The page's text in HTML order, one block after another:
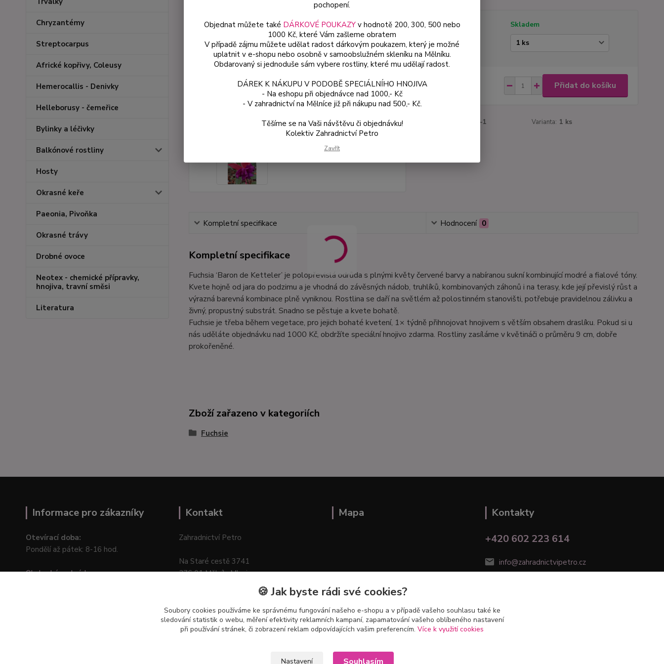
Chryzantémy
Streptocarpus
Africké kopřivy, Coleusy
Hemerocallis - Denivky
Helleborusy - čemeřice
Bylinky a léčivky
Balkónové rostliny
Hosty
Okrasné keře
Paeonia, Pivoňka
Okrasné trávy
Drobné ovoce
Neotex - chemické přípravky,
hnojiva, travní směsi
Literatura
Dostupnost
Skladem
Varianta
Přidat do košíku
999-1 Varianta: 1 ks
Kompletní specifikace Hodnocení 0
Kompletní specifikace
Fuchsia ‘Baron de Ketteler’ je polopřevislá odrůda s plnými květy červené barvy a nabíranou sukní kombinující modré a fialové tóny.
Kvete hojně od jara do podzimu a je vhodná do závěsných nádob, truhlíků, kombinovaných záhonů i na terasy, kde její převislý růst a
výrazná barevná kombinace plně vyniknou. Rostlina se daří na světlém až polostinném stanovišti, potřebuje pravidelnou zálivku a
živný, propustný substrát. Snadno se pěstuje a kvete bohatě.
Fuchsie je třeba během vegetace, pro jejich bohaté kvetení, 1× týdně přihnojovat hnojivem s větším obsahem draslíku. Pokud si u
nás uděláte objednávku nad 1000 Kč, obdržíte speciální hnojivo zdarma. Rostliny zasíláme v květináči o průměru 9 cm, dobře
prokořeněné.
Zboží zařazeno v kategoriích
Fuchsie
Informace pro zákazníky
Otevírací doba:
Pondělí až pátek: 8-16 hod.
Obchodní podmínky
Kontakt
Zahradnictví Petro
Na Staré cestě 3741
276 01 Mělník–Mlazice
Mapa
Kontakty
+420 602 223 614
info@zahradnictvipetro.cz
pochopení.
Objednat můžete také DÁRKOVÉ POUKAZYv hodnotě 200, 300, 500 nebo
1000 Kč, které Vám zašleme obratem
V případě zájmu můžete udělat radost dárkovým poukazem, který je možné
uplatnit v e-shopu nebo osobně v samoobslužném skleníku na Mělníku.
Obdarovaný si jednoduše sám vybere rostliny, které mu udělají radost.
DÁREK K NÁKUPU V PODOBĚ SPECIÁLNÍHO HNOJIVA
- Na eshopu při objednávce nad 1000,- Kč
- V zahradnictví na Mělníce již při nákupu nad 500,- Kč.
Těšíme se na Vaši návštěvu či objednávku!
Kolektiv Zahradnictví Petro
Zavřít
🍪 Jak byste rádi své cookies?
Soubory cookies používáme ke správnému fungování našeho e-shopu a v případě vašeho souhlasu také ke
sledování statistik o webu, měření efektivity reklamních kampaní, zapamatování vašeho oblíbeného nastavení
při používání stránek, či zobrazení reklam odpovídajících vašim preferencím. Více k využití cookies
Nastavení Souhlasím